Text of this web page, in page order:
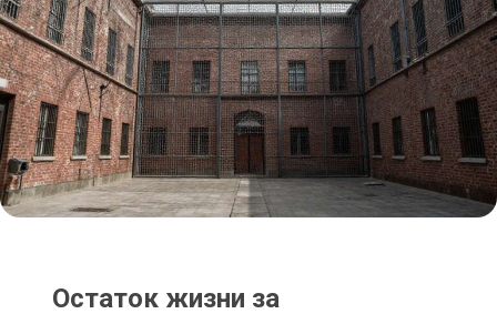
Остаток жизни за